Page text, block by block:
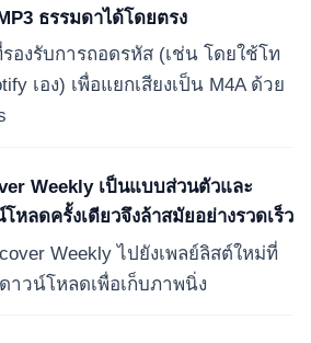
ธรรมดาได้โดยตรง
องรับการถอดรหัส (เช่น โดยใช้โท
เอง) เพื่อแยกเสียงเป็น M4A ด้วย
Weekly เป็นแบบส่วนตัวและ
หลดครั้งเดียวจึงล้าสมัยอย่างรวดเร็ว
Weekly ไปยังเพลย์ลิสต์ใหม่ที่
าวน์โหลดเพื่อเก็บภาพนิ่ง